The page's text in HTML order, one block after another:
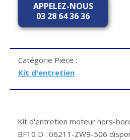
APPELEZ-NOUS
03 28 64 36 36
Catégorie Pièce :
Kit d'entretien
Kit d'entretien moteur hors-
BF10 D : 06211-ZW9-506